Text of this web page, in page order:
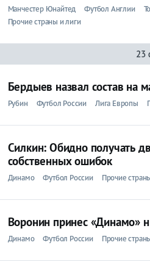
Манчестер Юнайтед Футбол Англии
Прочие страны и лиги
23
Бердыев назвал состав на
Рубин Футбол России Лига Европы
Силкин: Обидно получать
собственных ошибок
Динамо Футбол России Прочие
Воронин принес «Динамо»
Динамо Футбол России Прочие